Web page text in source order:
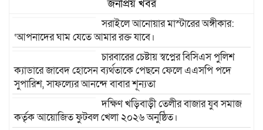
জনপ্রিয় খবর
সরাইলে আনোয়ার মাস্টারের অঙ্গীকার:
‘আপনাদের ঘাম যেতে আমার রক্ত যাবে।
চারবারের চেষ্টায় স্বপ্নের বিসিএস পুলিশ
ক্যাডারে জাবেদ হোসেন ব্যর্থতাকে পেছনে ফেলে এএসপি পদে
সুপারিশ, সাফল্যের আনন্দে বাবার শূন্যতা
দক্ষিণ খড়িবাড়ী তেলীর বাজার যুব সমাজ
কর্তৃক আয়োজিত ফুটবল খেলা ২০২৬ অনুষ্ঠিত।